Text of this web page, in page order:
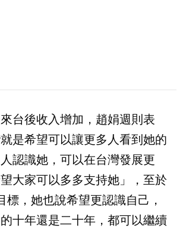
台後收入增加，趙娟週則表
是希望可以讓更多人看到她的
認識她，可以在台灣發展更
大家可以多多支持她」，至於
標，她也說希望更認識自己，
的十年還是二十年，都可以繼續